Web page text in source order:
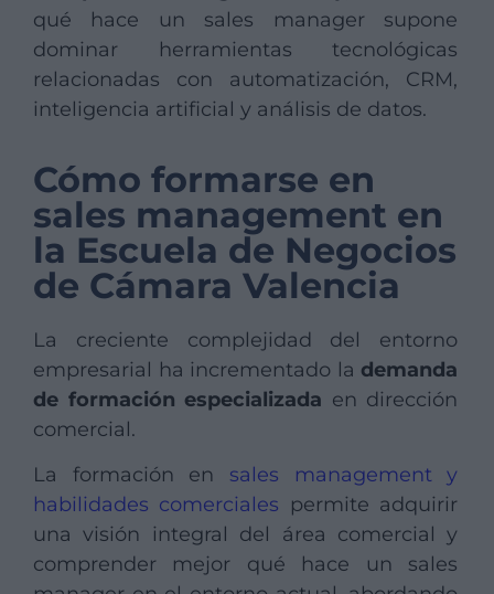
qué hace un sales manager supone
dominar herramientas tecnológicas
relacionadas con automatización, CRM,
inteligencia artificial y análisis de datos.
Cómo formarse en
sales management en
la Escuela de Negocios
de Cámara Valencia
La creciente complejidad del entorno
empresarial ha incrementado la demanda
de formación especializada en dirección
comercial.
La formación en sales management y
habilidades comerciales permite adquirir
una visión integral del área comercial y
comprender mejor qué hace un sales